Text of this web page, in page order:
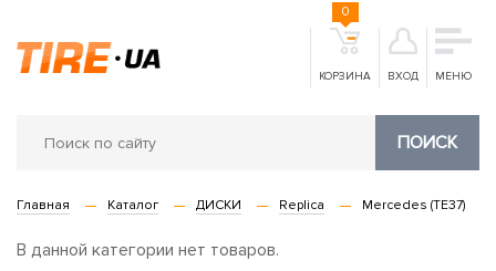
КОРЗИНА
0
ВХОД МЕНЮ
ПОИСК
Главная Каталог ДИСКИ Replica Mercedes (TE37)
В данной категории нет товаров.